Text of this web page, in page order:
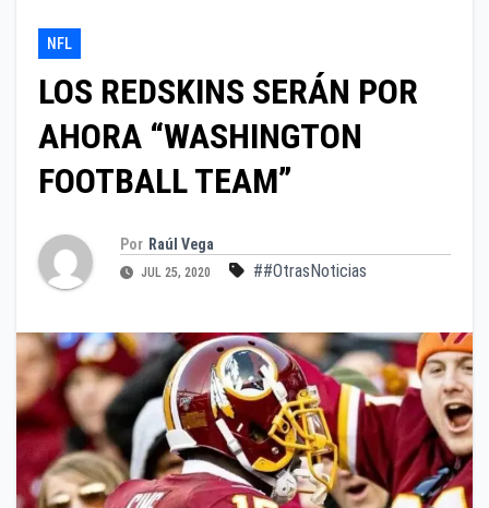
NFL
LOS REDSKINS SERÁN POR
AHORA “WASHINGTON
FOOTBALL TEAM”
Por Raúl Vega
JUL 25, 2020 ##OtrasNoticias